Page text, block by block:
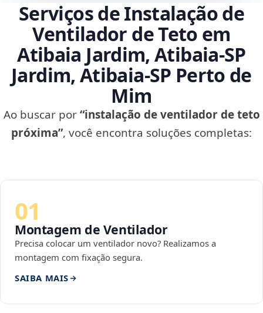
Serviços de Instalação de
Ventilador de Teto em
Atibaia Jardim, Atibaia‑SP
Jardim, Atibaia‑SP Perto de
Mim
Ao buscar por“instalação de ventilador de teto
próxima”, você encontra soluções completas:
01
Montagem de Ventilador
Precisa colocar um ventilador novo? Realizamos a
montagem com fixação segura.
SAIBA MAIS